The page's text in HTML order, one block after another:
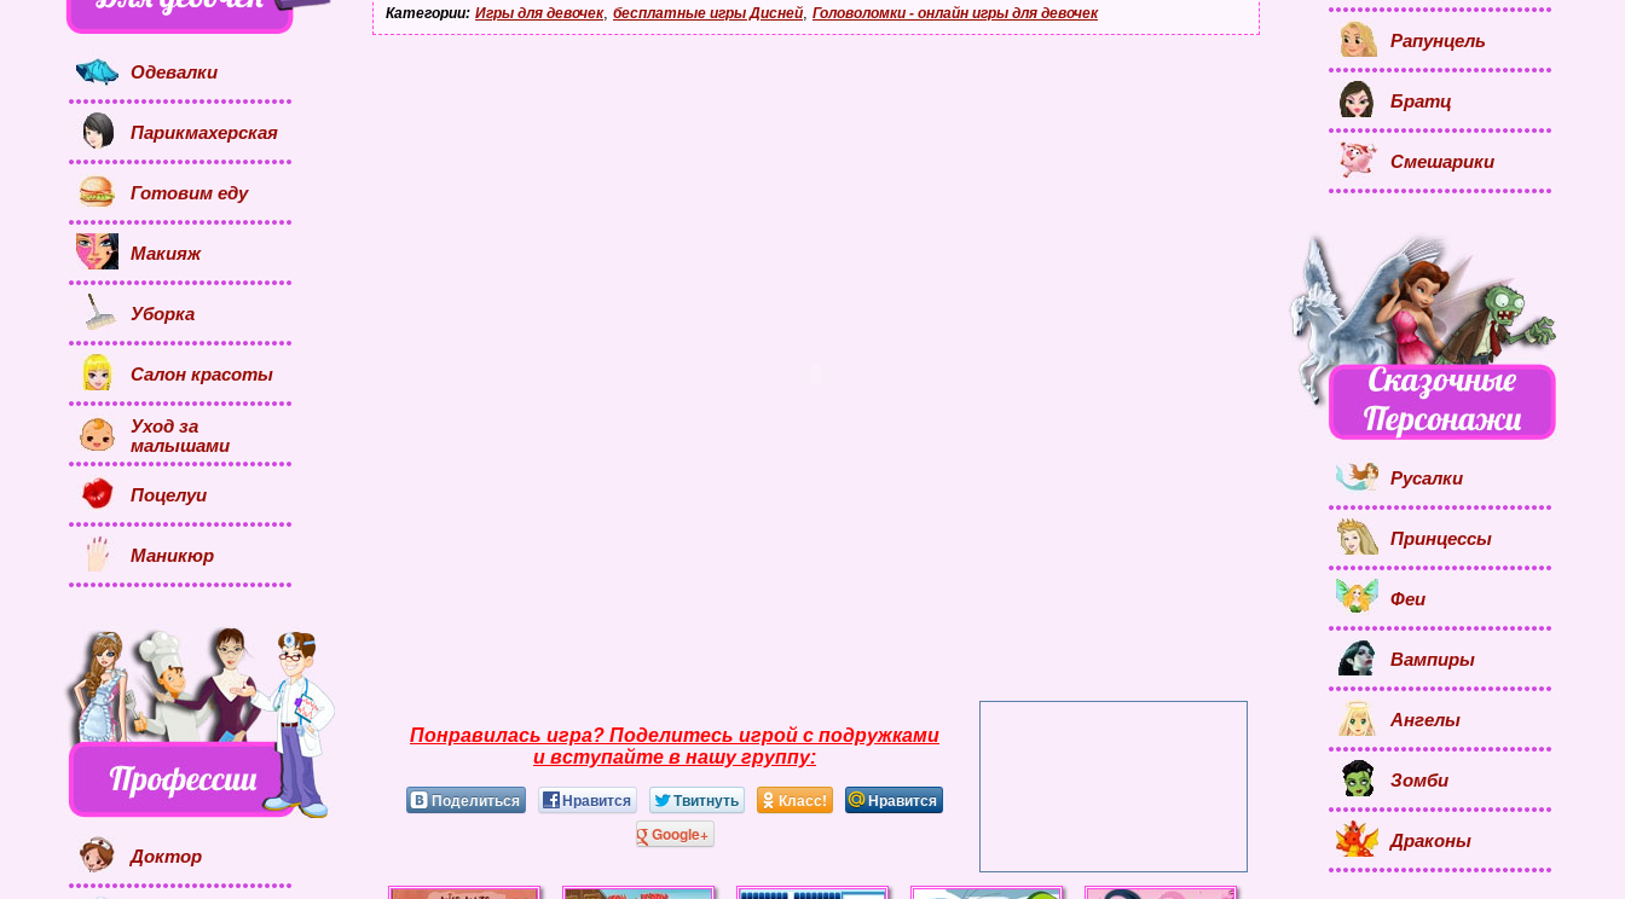
Категории: Игры для девочек, бесплатные игры Дисней, Головоломки - онлайн игры для девочек
Понравилась игра? Поделитесь игрой с подружками
и вступайте в нашу группу:
Поделиться Нравится Твитнуть Класс!
Нравится
Google+
Одевалки
Парикмахерская
Готовим еду
Макияж
Уборка
Салон красоты
Уход за
малышами
Поцелуи
Маникюр
Доктор
Рапунцель
Братц
Смешарики
Русалки
Принцессы
Феи
Вампиры
Ангелы
Зомби
Драконы